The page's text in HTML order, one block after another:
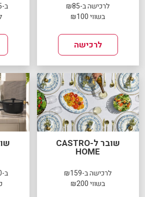
לרכישה ב-₪85
בשווי ₪100
לרכישה
ב-₪115 בשווי ₪300
שובר ל-CASTRO
HOME
לרכישה ב-₪159
בשווי ₪200
ב-₪160 בשווי ₪200